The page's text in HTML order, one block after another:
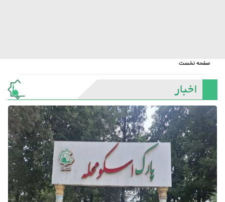
صفحه نخست
اخبار